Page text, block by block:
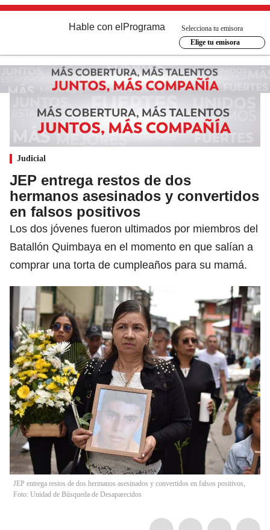
Hable con el Programa
Selecciona tu emisora
Elige tu emisora
Judicial
JEP entrega restos de dos
hermanos asesinados y convertidos
en falsos positivos
Los dos jóvenes fueron ultimados por miembros del
Batallón Quimbaya en el momento en que salían a
comprar una torta de cumpleaños para su mamá.
JEP entrega restos de dos hermanos asesinados y convertidos en falsos positivos,
Foto: Unidad de Búsqueda de Desaparecidos